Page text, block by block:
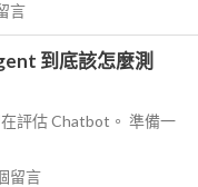
言
到底該怎麼測
評估 Chatbot。 準備一
留言